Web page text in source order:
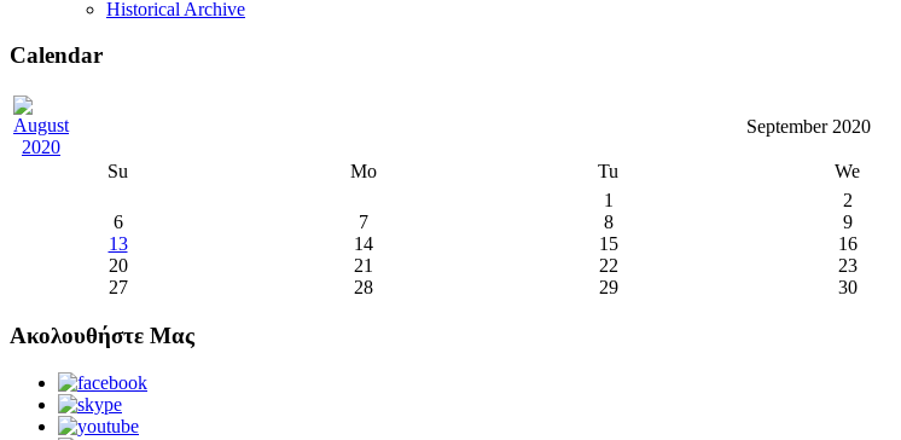
Historical Archive
Calendar
September 2020
Su Mo Tu We
1
2
6
7 8 9
13
14 15 16
20
21 22 23
27
28 29 30
Ακολουθήστε Μας